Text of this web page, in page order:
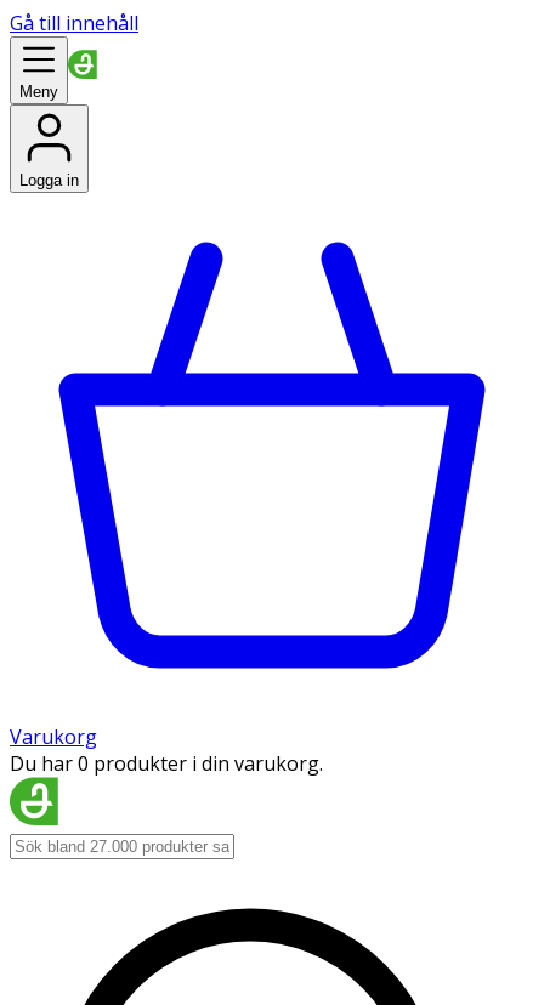
Gå till innehåll
Meny
Logga in
Varukorg
Du har 0 produkter i din varukorg.